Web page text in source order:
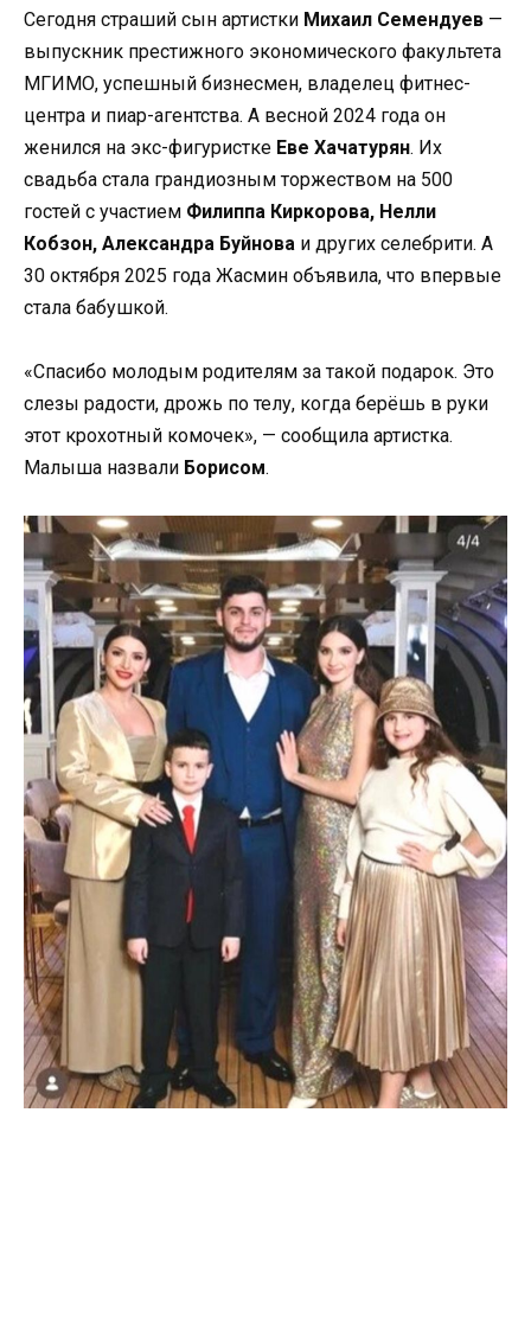
Сегодня страший сын артистки Михаил Семендуев —
выпускник престижного экономического факультета
МГИМО, успешный бизнесмен, владелец фитнес-
центра и пиар-агентства. А весной 2024 года он
женился на экс-фигуристке Еве Хачатурян. Их
свадьба стала грандиозным торжеством на 500
гостей с участием Филиппа Киркорова, Нелли
Кобзон, Александра Буйнова и других селебрити. А
30 октября 2025 года Жасмин объявила, что впервые
стала бабушкой.
«Спасибо молодым родителям за такой подарок. Это
слезы радости, дрожь по телу, когда берёшь в руки
этот крохотный комочек», — сообщила артистка.
Малыша назвали Борисом.